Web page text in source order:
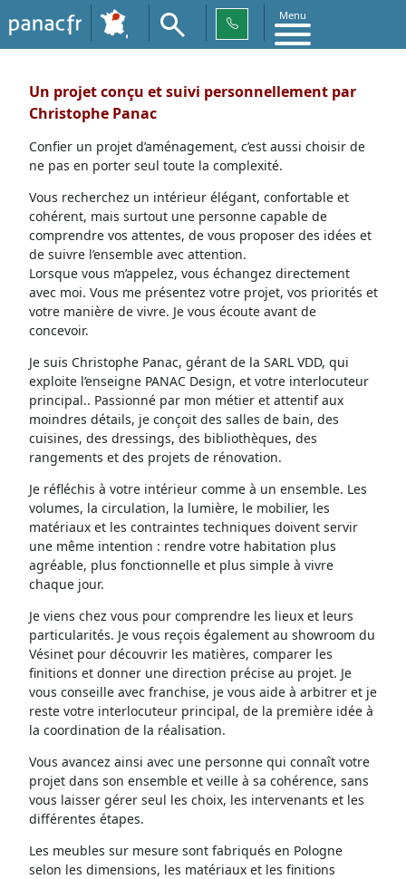
Menu
Un projet conçu et suivi personnellement par
Christophe Panac
Confier un projet d’aménagement, c’est aussi choisir de
ne pas en porter seul toute la complexité.
Vous recherchez un intérieur élégant, confortable et
cohérent, mais surtout une personne capable de
comprendre vos attentes, de vous proposer des idées et
de suivre l’ensemble avec attention.
Lorsque vous m’appelez, vous échangez directement
avec moi. Vous me présentez votre projet, vos priorités et
votre manière de vivre. Je vous écoute avant de
concevoir.
Je suis Christophe Panac, gérant de la SARL VDD, qui
exploite l’enseigne PANAC Design, et votre interlocuteur
principal.. Passionné par mon métier et attentif aux
moindres détails, je conçoit des salles de bain, des
cuisines, des dressings, des bibliothèques, des
rangements et des projets de rénovation.
Je réfléchis à votre intérieur comme à un ensemble. Les
volumes, la circulation, la lumière, le mobilier, les
matériaux et les contraintes techniques doivent servir
une même intention : rendre votre habitation plus
agréable, plus fonctionnelle et plus simple à vivre
chaque jour.
Je viens chez vous pour comprendre les lieux et leurs
particularités. Je vous reçois également au showroom du
Vésinet pour découvrir les matières, comparer les
finitions et donner une direction précise au projet. Je
vous conseille avec franchise, je vous aide à arbitrer et je
reste votre interlocuteur principal, de la première idée à
la coordination de la réalisation.
Vous avancez ainsi avec une personne qui connaît votre
projet dans son ensemble et veille à sa cohérence, sans
vous laisser gérer seul les choix, les intervenants et les
différentes étapes.
Les meubles sur mesure sont fabriqués en Pologne
selon les dimensions, les matériaux et les finitions